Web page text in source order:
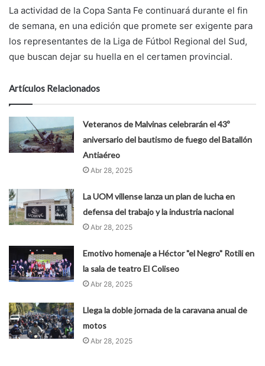
La actividad de la Copa Santa Fe continuará durante el fin
de semana, en una edición que promete ser exigente para
los representantes de la Liga de Fútbol Regional del Sud,
que buscan dejar su huella en el certamen provincial.
Artículos Relacionados
Veteranos de Malvinas celebrarán el 43º
aniversario del bautismo de fuego del Batallón
Antiaéreo
Abr 28, 2025
La UOM villense lanza un plan de lucha en
defensa del trabajo y la industria nacional
Abr 28, 2025
Emotivo homenaje a Héctor "el Negro" Rotili en
la sala de teatro El Coliseo
Abr 28, 2025
Llega la doble jornada de la caravana anual de
motos
Abr 28, 2025